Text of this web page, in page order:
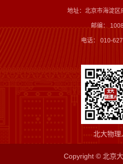
地址：北京市海淀区
邮编：
电话： 010-
北大物理
Copyright © 北京